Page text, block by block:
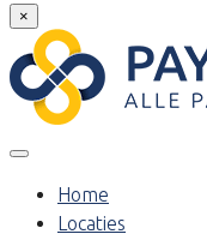
×
Home
Locaties